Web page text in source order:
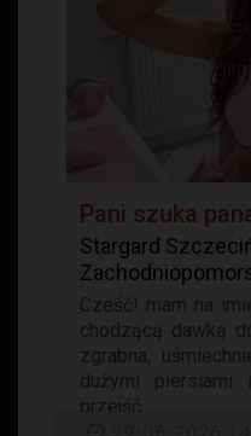
Pani szuka
Stargard
Cześć! mam na
chodzącą dawką
zgrabna,
dużymi
przejść...